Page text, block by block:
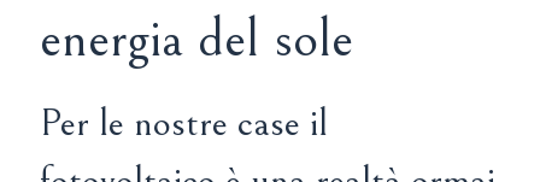
energia del sole
Per le nostre case il